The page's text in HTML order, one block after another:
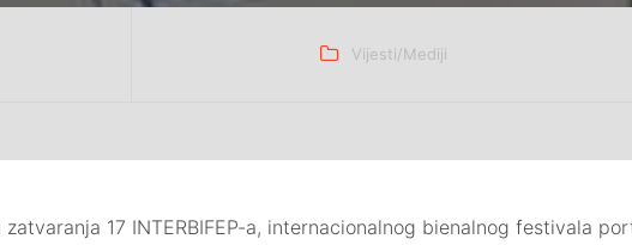
Categories
Vijesti/Mediji
17 INTERBIFEP-a, internacionalnog bienalnog festivala